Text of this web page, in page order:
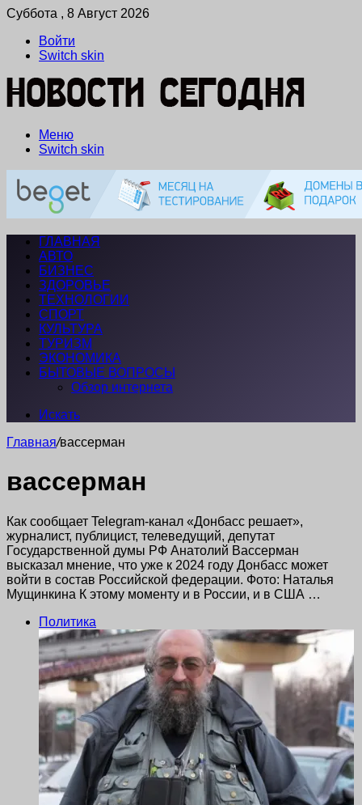
Суббота , 8 Август 2026
Войти
Switch skin
Меню
Switch skin
ГЛАВНАЯ
АВТО
БИЗНЕС
ЗДОРОВЬЕ
ТЕХНОЛОГИИ
СПОРТ
КУЛЬТУРА
ТУРИЗМ
ЭКОНОМИКА
БЫТОВЫЕ ВОПРОСЫ
Обзор интернета
Искать
Главная/вассерман
вассерман
Как сообщает Telegram-канал «Донбасс решает»,
журналист, публицист, телеведущий, депутат
Государственной думы РФ Анатолий Вассерман
высказал мнение, что уже к 2024 году Донбасс может
войти в состав Российской федерации. Фото: Наталья
Мущинкина К этому моменту и в России, и в США …
Политика